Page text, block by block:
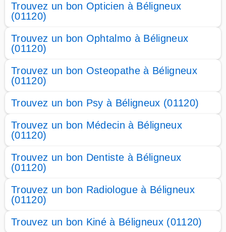
Trouvez un bon Opticien à Béligneux
(01120)
Trouvez un bon Ophtalmo à Béligneux
(01120)
Trouvez un bon Osteopathe à Béligneux
(01120)
Trouvez un bon Psy à Béligneux (01120)
Trouvez un bon Médecin à Béligneux
(01120)
Trouvez un bon Dentiste à Béligneux
(01120)
Trouvez un bon Radiologue à Béligneux
(01120)
Trouvez un bon Kiné à Béligneux (01120)